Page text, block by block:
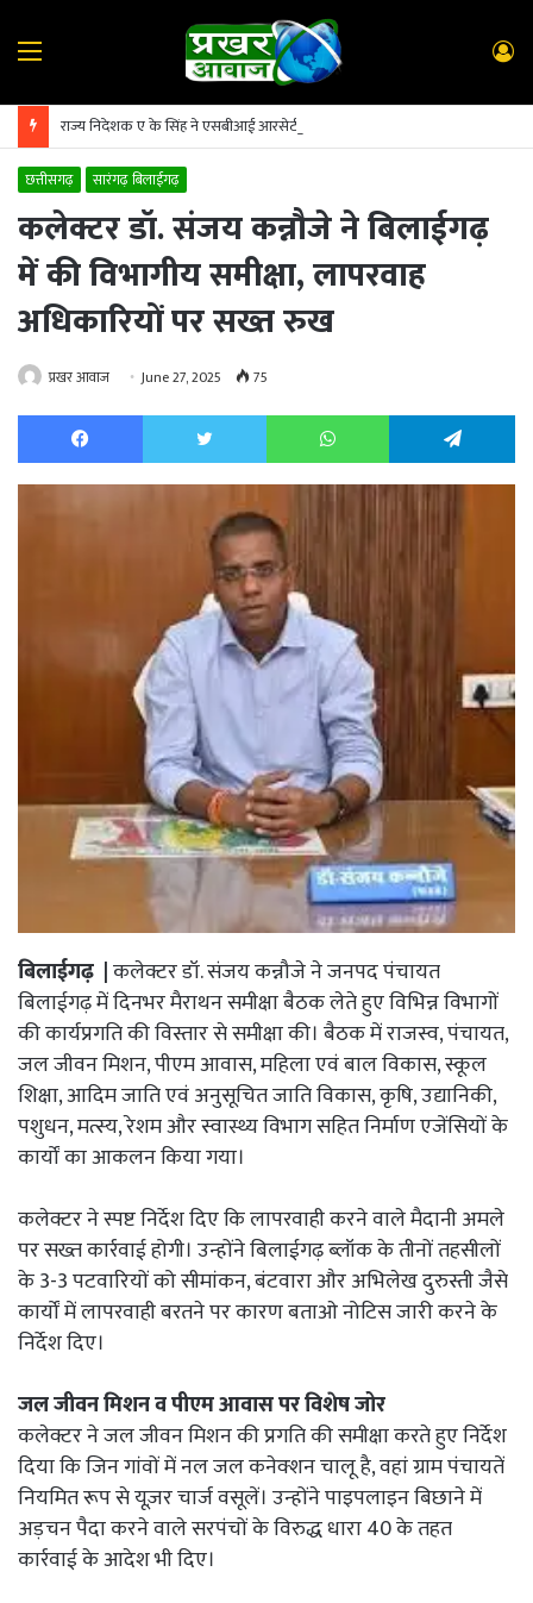
Menu
राज्य निदेशक ए के सिंह ने एसबीआई आरसेटी सारंगढ़ का किया निरीक्षण
छत्तीसगढ़ सारंगढ़ बिलाईगढ़
कलेक्टर डॉ. संजय कन्नौजे ने बिलाईगढ़
में की विभागीय समीक्षा, लापरवाह
अधिकारियों पर सख्त रुख
प्रखर आवाज June 27, 2025 75
Facebook Twitter WhatsApp
बिलाईगढ़ |कलेक्टर डॉ. संजय कन्नौजे ने जनपद पंचायत
बिलाईगढ़ में दिनभर मैराथन समीक्षा बैठक लेते हुए विभिन्न विभागों
की कार्यप्रगति की विस्तार से समीक्षा की। बैठक में राजस्व, पंचायत,
जल जीवन मिशन, पीएम आवास, महिला एवं बाल विकास, स्कूल
शिक्षा, आदिम जाति एवं अनुसूचित जाति विकास, कृषि, उद्यानिकी,
पशुधन, मत्स्य, रेशम और स्वास्थ्य विभाग सहित निर्माण एजेंसियों के
कार्यों का आकलन किया गया।
कलेक्टर ने स्पष्ट निर्देश दिए कि लापरवाही करने वाले मैदानी अमले
पर सख्त कार्रवाई होगी। उन्होंने बिलाईगढ़ ब्लॉक के तीनों तहसीलों
के 3-3 पटवारियों को सीमांकन, बंटवारा और अभिलेख दुरुस्ती जैसे
कार्यों में लापरवाही बरतने पर कारण बताओ नोटिस जारी करने के
निर्देश दिए।
जल जीवन मिशन व पीएम आवास पर विशेष जोर
कलेक्टर ने जल जीवन मिशन की प्रगति की समीक्षा करते हुए निर्देश
दिया कि जिन गांवों में नल जल कनेक्शन चालू है, वहां ग्राम पंचायतें
नियमित रूप से यूज़र चार्ज वसूलें। उन्होंने पाइपलाइन बिछाने में
अड़चन पैदा करने वाले सरपंचों के विरुद्ध धारा 40 के तहत
कार्रवाई के आदेश भी दिए।